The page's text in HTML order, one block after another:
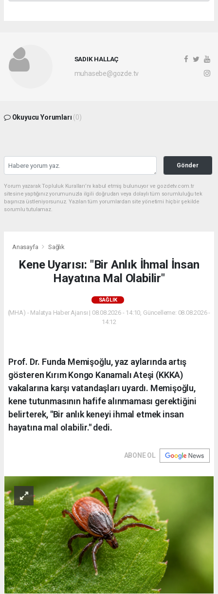
SADIK HALLAÇ
muhasebe@gozde.tv
Okuyucu Yorumları (0)
Gönder
Yorum yazarak Topluluk Kuralları’nı kabul etmiş bulunuyor ve gozdetv.com.tr
sitesine yaptığınız yorumunuzla ilgili doğrudan veya dolaylı tüm sorumluluğu tek
başınıza üstleniyorsunuz. Yazılan tüm yorumlardan site yönetimi hiçbir şekilde
sorumlu tutulamaz.
Anasayfa Sağlık
Kene Uyarısı: "Bir Anlık İhmal İnsan
Hayatına Mal Olabilir"
SAĞLIK
(MHA) - Malatya Haber Ajansı | 08.08.2026 - 14:10, Güncelleme: 08.08.2026 -
14:12
Prof. Dr. Funda Memişoğlu, yaz aylarında artış
gösteren Kırım Kongo Kanamalı Ateşi (KKKA)
vakalarına karşı vatandaşları uyardı. Memişoğlu,
kene tutunmasının hafife alınmaması gerektiğini
belirterek, "Bir anlık keneyi ihmal etmek insan
hayatına mal olabilir." dedi.
ABONE OL